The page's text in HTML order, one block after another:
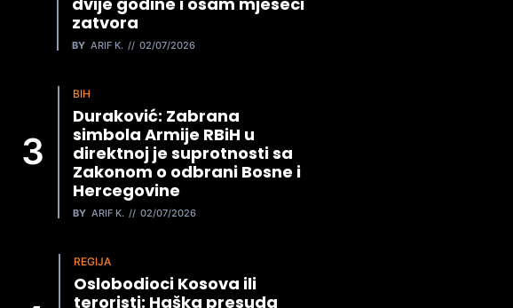
zatvora
BY ARIF K. 02/07/2026
BIH
Duraković: Zabrana
simbola Armije RBiH u
direktnoj je suprotnosti sa
Zakonom o odbrani Bosne i
Hercegovine
BY ARIF K. 02/07/2026
REGIJA
Oslobodioci Kosova ili
teroristi: Haška presuda